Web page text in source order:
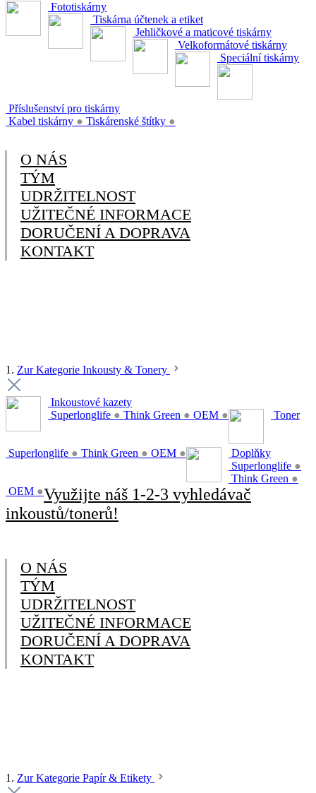
Fototiskárny
Tiskárna účtenek a etiket
Jehličkové a maticové tiskárny
Velkoformátové tiskárny
Speciální tiskárny
Příslušenství pro tiskárny
Kabel tiskárny ● Tiskárenské štítky ●
O NÁS
TÝM
UDRŽITELNOST
UŽITEČNÉ INFORMACE
DORUČENÍ A DOPRAVA
KONTAKT
1. Zur Kategorie Inkousty & Tonery
Inkoustové kazety
Superlonglife ● Think Green ● OEM ● Toner
Superlonglife ● Think Green ● OEM ●
Doplňky
Superlonglife ●
Think Green ●
OEM ●Využijte náš 1-2-3 vyhledávač
inkoustů/tonerů!
O NÁS
TÝM
UDRŽITELNOST
UŽITEČNÉ INFORMACE
DORUČENÍ A DOPRAVA
KONTAKT
1. Zur Kategorie Papír & Etikety